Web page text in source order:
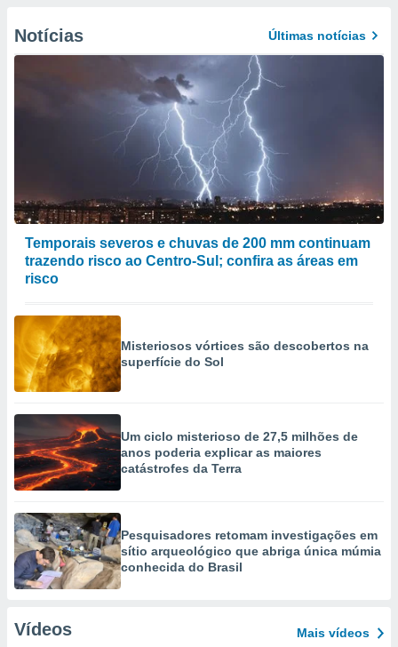
Notícias Últimas notícias
Temporais severos e chuvas de 200 mm continuam
trazendo risco ao Centro-Sul; confira as áreas em
risco
Misteriosos vórtices são descobertos na
superfície do Sol
Um ciclo misterioso de 27,5 milhões de
anos poderia explicar as maiores
catástrofes da Terra
Pesquisadores retomam investigações em
sítio arqueológico que abriga única múmia
conhecida do Brasil
Vídeos Mais vídeos